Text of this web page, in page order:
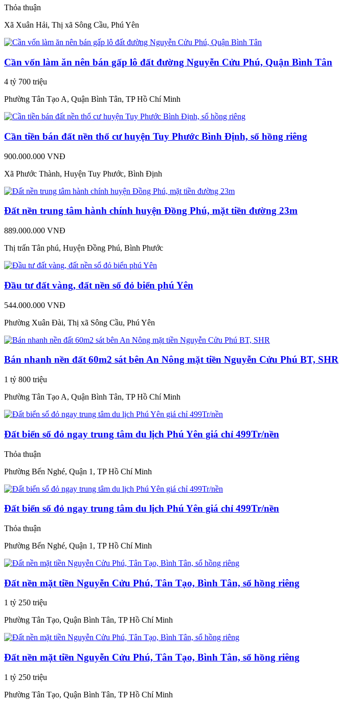
Thỏa thuận
Xã Xuân Hải, Thị xã Sông Cầu, Phú Yên
Cần vốn làm ăn nên bán gấp lô đất đường Nguyễn Cửu Phú, Quận Bình Tân
4 tỷ 700 triệu
Phường Tân Tạo A, Quận Bình Tân, TP Hồ Chí Minh
Cần tiền bán đất nền thổ cư huyện Tuy Phước Bình Định, sổ hồng riêng
900.000.000 VNĐ
Xã Phước Thành, Huyện Tuy Phước, Bình Định
Đất nền trung tâm hành chính huyện Đồng Phú, mặt tiền đường 23m
889.000.000 VNĐ
Thị trấn Tân phú, Huyện Đồng Phú, Bình Phước
Đầu tư đất vàng, đất nền sổ đỏ biển phú Yên
544.000.000 VNĐ
Phường Xuân Đài, Thị xã Sông Cầu, Phú Yên
Bán nhanh nền đất 60m2 sát bên An Nông mặt tiền Nguyễn Cửu Phú BT, SHR
1 tỷ 800 triệu
Phường Tân Tạo A, Quận Bình Tân, TP Hồ Chí Minh
Đất biển sổ đỏ ngay trung tâm du lịch Phú Yên giá chỉ 499Tr/nền
Thỏa thuận
Phường Bến Nghé, Quận 1, TP Hồ Chí Minh
Đất biển sổ đỏ ngay trung tâm du lịch Phú Yên giá chỉ 499Tr/nền
Thỏa thuận
Phường Bến Nghé, Quận 1, TP Hồ Chí Minh
Đất nền mặt tiền Nguyễn Cửu Phú, Tân Tạo, Bình Tân, sổ hồng riêng
1 tỷ 250 triệu
Phường Tân Tạo, Quận Bình Tân, TP Hồ Chí Minh
Đất nền mặt tiền Nguyễn Cửu Phú, Tân Tạo, Bình Tân, sổ hồng riêng
1 tỷ 250 triệu
Phường Tân Tạo, Quận Bình Tân, TP Hồ Chí Minh